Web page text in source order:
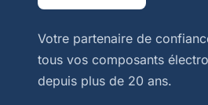
Votre partenaire de
tous vos composants
depuis plus de 20 ans.